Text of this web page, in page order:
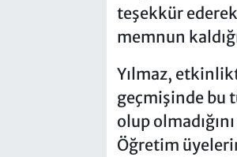
teşekkür
memnun
Yılmaz,
geçmişinde bu
olup
Öğretim